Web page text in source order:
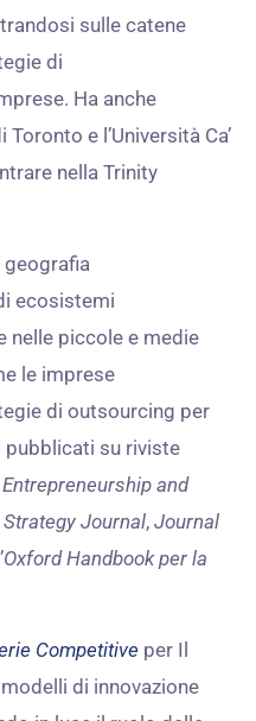
sulle catene
di
Ha anche
e l’Università Ca’
nella Trinity
geografia
ecosistemi
nelle piccole e medie
le imprese
di outsourcing per
pubblicati su riviste
Entrepreneurship and
Strategy Journal, Journal
Oxford Handbook per la
Competitive per Il
di innovazione